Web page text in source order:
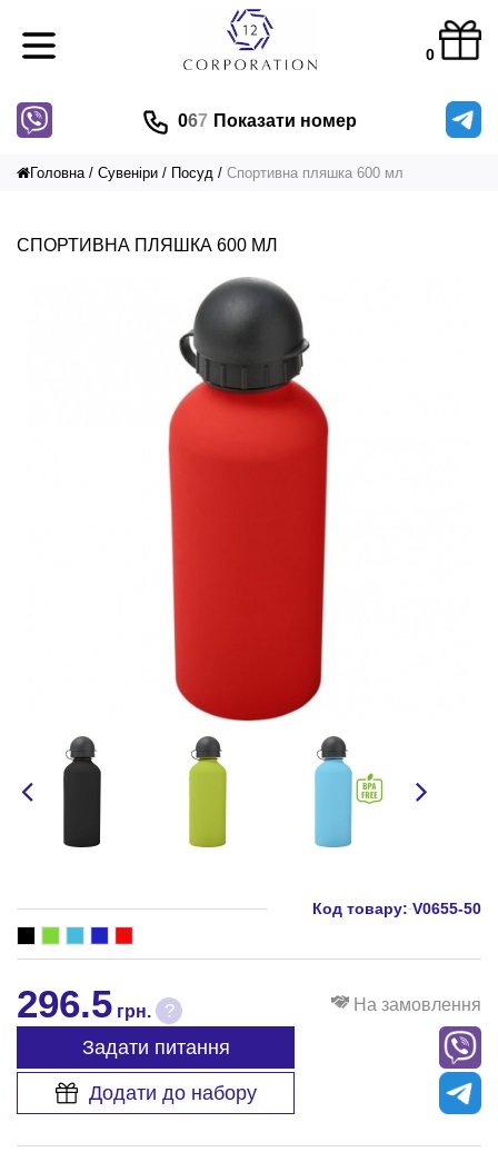
0
067 Показати номер
Головна Сувеніри Посуд Спортивна пляшка 600 мл
СПОРТИВНА ПЛЯШКА 600 МЛ
Код товару: V0655-50
296.5 грн. ? На замовлення
Задати питання
Додати до набору